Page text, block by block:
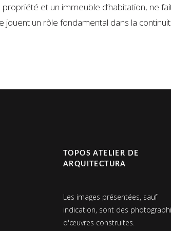
et un immeuble d’habitation, ne
un rôle fondamental dans la
TOPOS ATELIER DE
ARQUITECTURA
Les images présentées, sauf
indication, sont des
d'œuvres construites.